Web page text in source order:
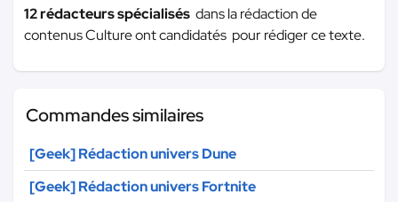
12 rédacteurs spécialisés dans la rédaction de
contenus Culture ont candidatés pour rédiger ce texte.
Commandes similaires
[Geek] Rédaction univers Dune
[Geek] Rédaction univers Fortnite